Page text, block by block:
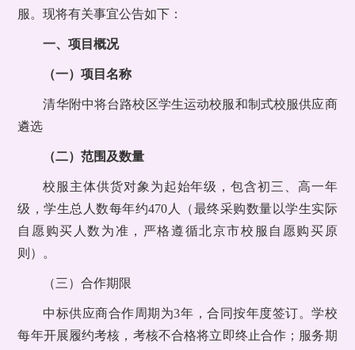
服。现将有关事宜公告如下：
一、项目概况
（一）项目名称
清华附中将台路校区学生运动校服和制式校服供应商
遴选
（二）范围及数量
校服主体供货对象为起始年级，包含初三、高一年
级，学生总人数每年约470人（最终采购数量以学生实际
自愿购买人数为准，严格遵循北京市校服自愿购买原
则）。
（三）合作期限
中标供应商合作周期为3年，合同按年度签订。学校
每年开展履约考核，考核不合格将立即终止合作；服务期